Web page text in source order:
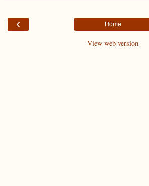
‹ Home
View web version